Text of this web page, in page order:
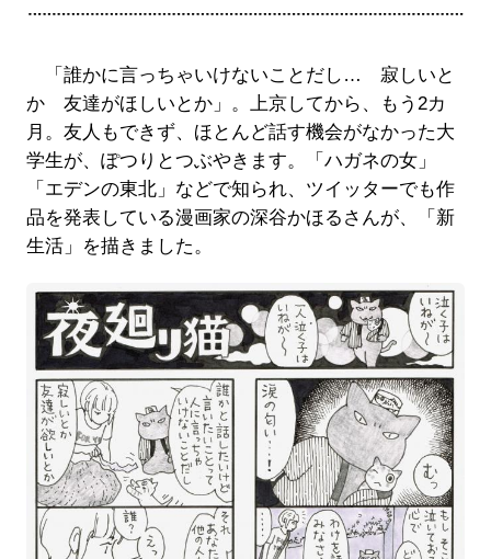
「誰かに言っちゃいけないことだし… 寂しいと
か 友達がほしいとか」。上京してから、もう2カ
月。友人もできず、ほとんど話す機会がなかった大
学生が、ぽつりとつぶやきます。「ハガネの女」
「エデンの東北」などで知られ、ツイッターでも作
品を発表している漫画家の深谷かほるさんが、「新
生活」を描きました。